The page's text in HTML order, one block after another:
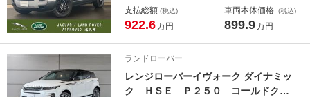
ライバシーガラス セミ電動シート
コントラストシグネチャーグラフィッ
支払総額 (税込)
922.6万円
車両本体価格 (税込)
899.9万円
ランドローバー
レンジローバーイヴォーク ダイナミッ
ク ＨＳＥ Ｐ２５０ コールドクラ